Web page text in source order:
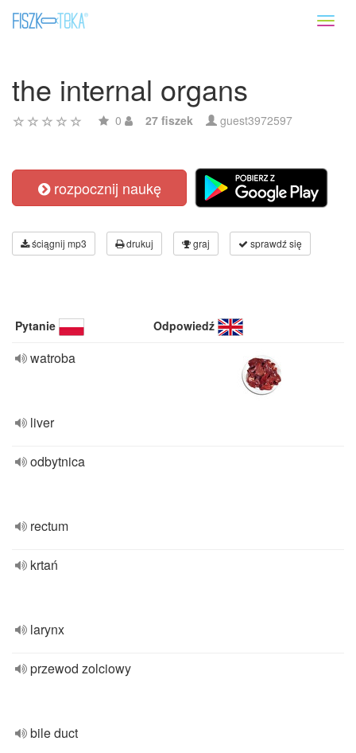
the internal organs
0 27 fiszek guest3972597
rozpocznij naukę
ściągnij mp3 drukuj graj sprawdź się
Pytanie Odpowiedź
watroba
liver
odbytnica
rectum
krtań
larynx
przewod zolciowy
bile duct